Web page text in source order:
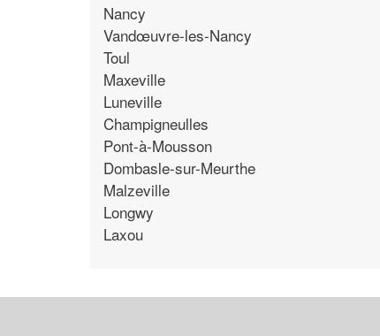
Nancy
Vandœuvre-les-Nancy
Toul
Maxeville
Luneville
Champigneulles
Pont-à-Mousson
Dombasle-sur-Meurthe
Malzeville
Longwy
Laxou